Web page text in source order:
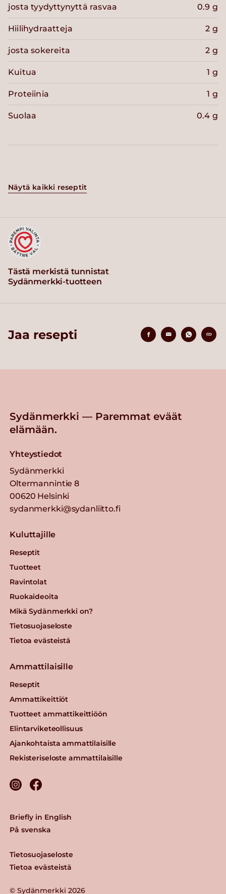
josta tyydyttynyttä rasvaa 0.9 g
Hiilihydraatteja 2 g
josta sokereita 2 g
Kuitua 1 g
Proteiinia 1 g
Suolaa 0.4 g
Näytä kaikki reseptit
Tästä merkistä tunnistat
Sydänmerkki-tuotteen
Jaa resepti
Sydänmerkki — Paremmat eväät
elämään.
Yhteystiedot
Sydänmerkki
Oltermannintie 8
00620 Helsinki
sydanmerkki@sydanliitto.fi
Kuluttajille
Reseptit
Tuotteet
Ravintolat
Ruokaideoita
Mikä Sydänmerkki on?
Tietosuojaseloste
Tietoa evästeistä
Ammattilaisille
Reseptit
Ammattikeittiöt
Tuotteet ammattikeittiöön
Elintarviketeollisuus
Ajankohtaista ammattilaisille
Rekisteriseloste ammattilaisille
© Sydänmerkki 2026
Tietosuojaseloste
Tietoa evästeistä
Briefly in English
På svenska